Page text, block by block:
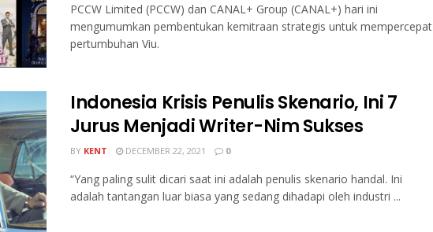
PCCW Limited (PCCW) dan CANAL+ Group (CANAL+) hari ini
mengumumkan pembentukan kemitraan strategis untuk mempercepat
pertumbuhan Viu.
Indonesia Krisis Penulis Skenario, Ini 7
Jurus Menjadi Writer-Nim Sukses
BY KENT DECEMBER 22, 2021 0
“Yang paling sulit dicari saat ini adalah penulis skenario handal. Ini
adalah tantangan luar biasa yang sedang dihadapi oleh industri ...